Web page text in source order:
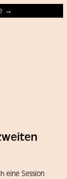
→
eine Session